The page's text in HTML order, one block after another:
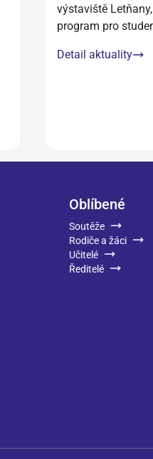
výstaviště
program pro
Detail aktuality
Oblíbené
Soutěže
Rodiče a žáci
Učitelé
Ředitelé